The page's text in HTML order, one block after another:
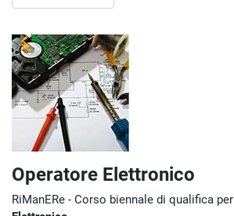
Operatore Elettronico
RiManERe - Corso biennale di qualifica per